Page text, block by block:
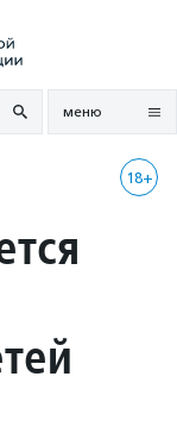
меню
18+